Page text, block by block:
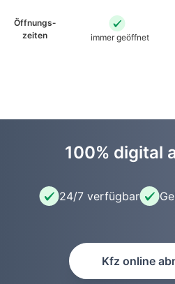
Öffnungs­
zeiten
immer geöffnet
100% digital
24/7 verfügbar
Kfz online